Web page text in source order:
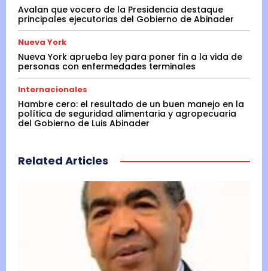
Avalan que vocero de la Presidencia destaque
principales ejecutorias del Gobierno de Abinader
Nueva York
Nueva York aprueba ley para poner fin a la vida de
personas con enfermedades terminales
Internacionales
Hambre cero: el resultado de un buen manejo en la
política de seguridad alimentaria y agropecuaria
del Gobierno de Luis Abinader
Related Articles